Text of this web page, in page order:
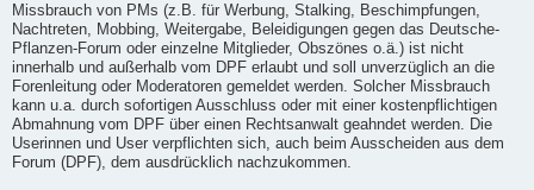
Missbrauch von PMs (z.B. für Werbung, Stalking, Beschimpfungen,
Nachtreten, Mobbing, Weitergabe, Beleidigungen gegen das Deutsche-
Pflanzen-Forum oder einzelne Mitglieder, Obszönes o.ä.) ist nicht
innerhalb und außerhalb vom DPF erlaubt und soll unverzüglich an die
Forenleitung oder Moderatoren gemeldet werden. Solcher Missbrauch
kann u.a. durch sofortigen Ausschluss oder mit einer kostenpflichtigen
Abmahnung vom DPF über einen Rechtsanwalt geahndet werden. Die
Userinnen und User verpflichten sich, auch beim Ausscheiden aus dem
Forum (DPF), dem ausdrücklich nachzukommen.